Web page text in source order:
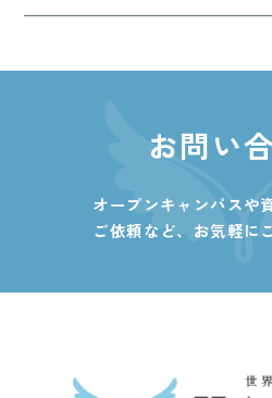
お問い
オープンキャンパスや
ご依頼など、 お気軽に